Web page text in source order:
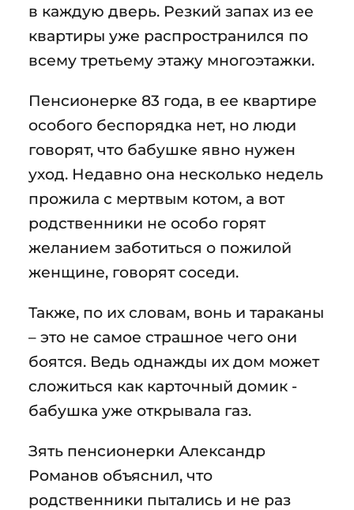
в каждую дверь. Резкий запах из ее
квартиры уже распространился по
всему третьему этажу многоэтажки.
Пенсионерке 83 года, в ее квартире
особого беспорядка нет, но люди
говорят, что бабушке явно нужен
уход. Недавно она несколько недель
прожила с мертвым котом, а вот
родственники не особо горят
желанием заботиться о пожилой
женщине, говорят соседи.
Также, по их словам, вонь и тараканы
– это не самое страшное чего они
боятся. Ведь однажды их дом может
сложиться как карточный домик -
бабушка уже открывала газ.
Зять пенсионерки Александр
Романов объяснил, что
родственники пытались и не раз